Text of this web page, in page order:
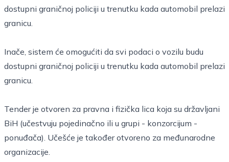
dostupni graničnoj policiji u trenutku kada automobil prelazi
granicu.
Inače, sistem će omogućiti da svi podaci o vozilu budu
dostupni graničnoj policiji u trenutku kada automobil prelazi
granicu.
Tender je otvoren za pravna i fizička lica koja su državljani
BiH (učestvuju pojedinačno ili u grupi - konzorcijum -
ponuđača). Učešće je također otvoreno za međunarodne
organizacije.